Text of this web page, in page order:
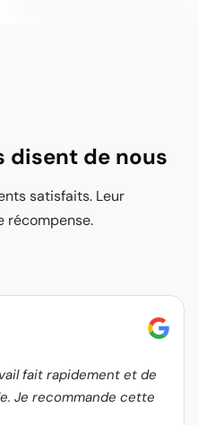
disent de nous
satisfaits. Leur
récompense.
fait rapidement et de
Je recommande cette